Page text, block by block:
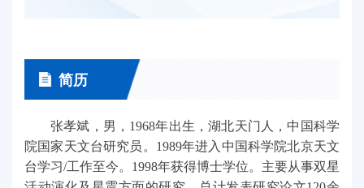
简历
张孝斌，男，1968年出生，湖北天门人，中国科学
院国家天文台研究员。1989年进入中国科学院北京天文
台学习/工作至今。1998年获得博士学位。 主要从事双星